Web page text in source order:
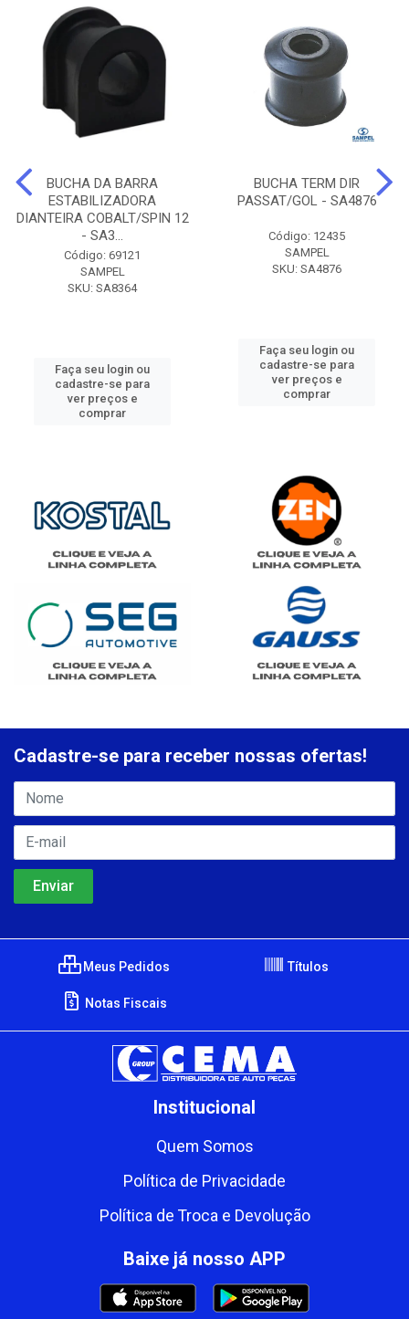
BUCHA DA BARRA
ESTABILIZADORA
DIANTEIRA COBALT/SPIN 12
- SA3...
Código: 69121
SAMPEL
SKU: SA8364
Faça seu login ou
cadastre-se para
ver preços e
comprar
BUCHA TERM DIR
PASSAT/GOL - SA4876
Código: 12435
SAMPEL
SKU: SA4876
Faça seu login ou
cadastre-se para
ver preços e
comprar
Cadastre-se para receber nossas ofertas!
Meus Pedidos Títulos
Notas Fiscais
Institucional
Quem Somos
Política de Privacidade
Política de Troca e Devolução
Baixe já nosso APP